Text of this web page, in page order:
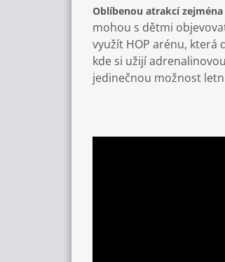
Oblíbenou atrakcí
mohou s dětmi
využít HOP arénu, která
kde si užijí
jedinečnou možnost